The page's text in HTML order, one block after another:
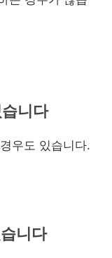
니다
우도 있습니다.
니다